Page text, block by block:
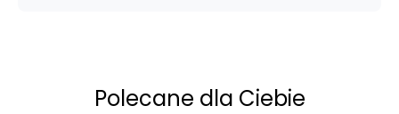
Polecane dla Ciebie